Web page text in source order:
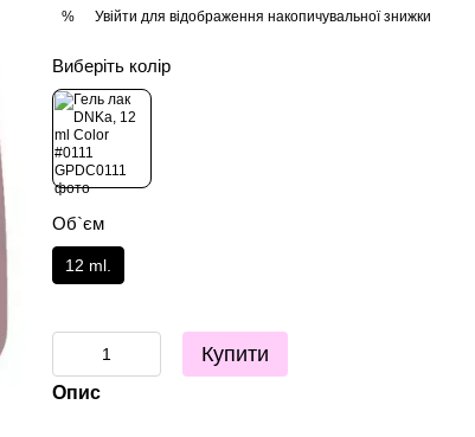
% Увійти для відображення накопичувальної знижки
Виберіть колір
Об`єм
12 ml.
Купити
Опис